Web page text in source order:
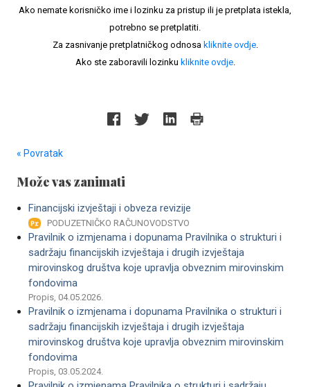
Ako nemate korisničko ime i lozinku za pristup ili je pretplata istekla,
potrebno se pretplatiti.
Za zasnivanje pretplatničkog odnosa kliknite ovdje.
Ako ste zaboravili lozinku kliknite ovdje.
« Povratak
Može vas zanimati
Financijski izvještaji i obveza revizije
PODUZETNIČKO RAČUNOVODSTVO
Pravilnik o izmjenama i dopunama Pravilnika o strukturi i
sadržaju financijskih izvještaja i drugih izvještaja
mirovinskog društva koje upravlja obveznim mirovinskim
fondovima
Propis, 04.05.2026.
Pravilnik o izmjenama i dopunama Pravilnika o strukturi i
sadržaju financijskih izvještaja i drugih izvještaja
mirovinskog društva koje upravlja obveznim mirovinskim
fondovima
Propis, 03.05.2024.